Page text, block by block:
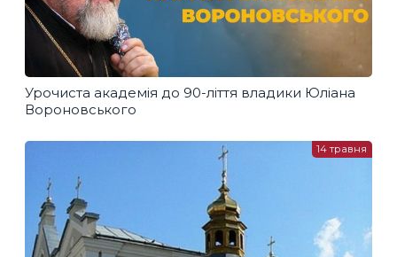
Урочиста академія до 90-ліття владики Юліана
Вороновського
14 травня